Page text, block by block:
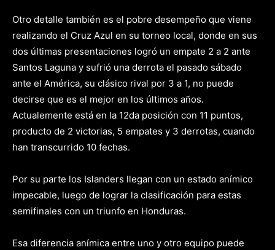
Otro detalle también es el pobre desempeño que viene
realizando el Cruz Azul en su torneo local, donde en sus
dos últimas presentaciones logró un empate 2 a 2 ante
Santos Laguna y sufrió una derrota el pasado sábado
ante el América, su clásico rival por 3 a 1, no puede
decirse que es el mejor en los últimos años.
Actualemente está en la 12da posición con 11 puntos,
producto de 2 victorias, 5 empates y 3 derrotas, cuando
han transcurrido 10 fechas.
Por su parte los Islanders llegan con un estado anímico
impecable, luego de lograr la clasificación para estas
semifinales con un triunfo en Honduras.
Esa diferencia anímica entre uno y otro equipo puede